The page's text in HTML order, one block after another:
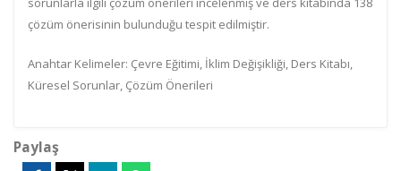
çözüm önerisinin bulunduğu tespit edilmiştir.
Anahtar Kelimeler: Çevre Eğitimi, İklim Değişikliği, Ders Kitabı,
Küresel Sorunlar, Çözüm Önerileri
Paylaş